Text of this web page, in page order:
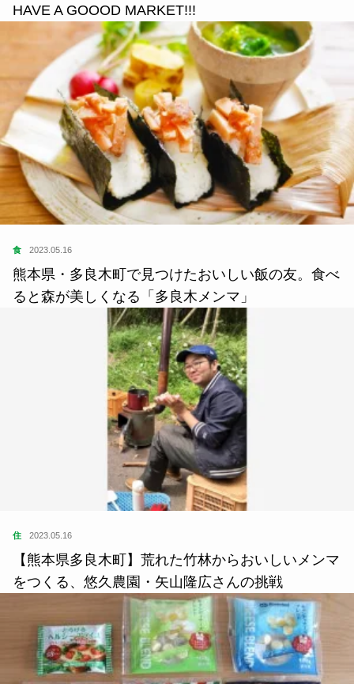
HAVE A GOOOD MARKET!!!
食 2023.05.16
熊本県・多良木町で見つけたおいしい飯の友。食べ
ると森が美しくなる「多良木メンマ」
住 2023.05.16
【熊本県多良木町】荒れた竹林からおいしいメンマ
をつくる、悠久農園・矢山隆広さんの挑戦